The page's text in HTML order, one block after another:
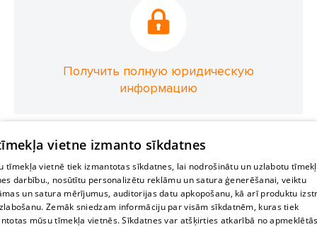
Получить полную юридическую
информацию
vietne izmanto sīkdatnes
tīmekļa vietnē tiek izmantotas sīkdatnes, lai nodrošinātu un uzlabotu
darbību., nosūtītu personalizētu reklāmu un satura ģenerēšanai, veiktu
un satura mērījumus, auditorijas datu apkopošanu, kā arī produktu
Zemāk sniedzam informāciju par visām sīkdatnēm, kuras tiek
mūsu tīmekļa vietnēs. Sīkdatnes var atšķirties atkarībā no